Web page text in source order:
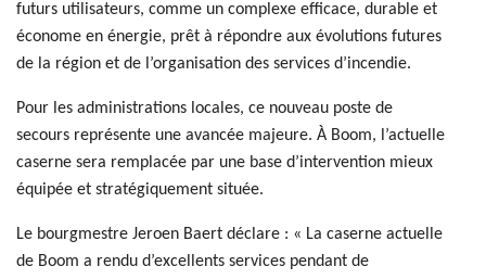
futurs utilisateurs, comme un complexe efficace, durable et
économe en énergie, prêt à répondre aux évolutions futures
de la région et de l’organisation des services d’incendie.
Pour les administrations locales, ce nouveau poste de
secours représente une avancée majeure. À Boom, l’actuelle
caserne sera remplacée par une base d’intervention mieux
équipée et stratégiquement située.
Le bourgmestre Jeroen Baert déclare : « La caserne actuelle
de Boom a rendu d’excellents services pendant de